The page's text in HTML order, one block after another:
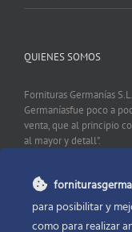
QUIENES SOMOS
Fornituras Germanías
Germaníasfue poco a
venta, que al principio
al mayor y detall".
CONTACTO
para posibilitar y
como para realizar